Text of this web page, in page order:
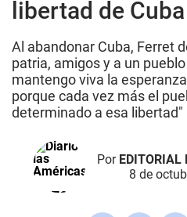
libertad de Cuba
Al abandonar Cuba, Ferret
patria, amigos y a un
mantengo viva la
porque cada vez más el
determinado a esa libertad"
Por EDITORIAL
8 de